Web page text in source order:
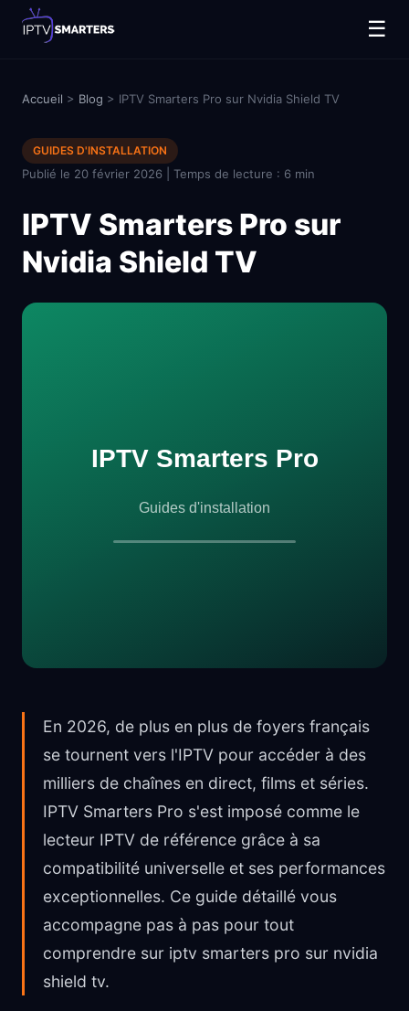
☰
Accueil > Blog > IPTV Smarters Pro sur Nvidia Shield TV
GUIDES D'INSTALLATION
Publié le 20 février 2026 | Temps de lecture : 6 min
IPTV Smarters Pro sur
Nvidia Shield TV
En 2026, de plus en plus de foyers français
se tournent vers l'IPTV pour accéder à des
milliers de chaînes en direct, films et séries.
IPTV Smarters Pro s'est imposé comme le
lecteur IPTV de référence grâce à sa
compatibilité universelle et ses performances
exceptionnelles. Ce guide détaillé vous
accompagne pas à pas pour tout
comprendre sur iptv smarters pro sur nvidia
shield tv.